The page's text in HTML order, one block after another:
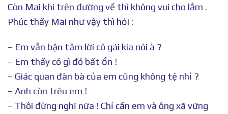
Còn Mai khi trên đường về thì không vui cho lắm .
Phúc thấy Mai như vậy thì hỏi :
– Em vẫn bận tâm lời cô gái kia nói à ?
– Em thấy có gì đó bất ổn !
– Giác quan đàn bà của em cũng không tệ nhỉ ?
– Anh còn trêu em !
– Thôi đừng nghĩ nữa ! Chỉ cần em và ông xã vững